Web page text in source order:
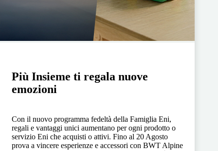
Più Insieme ti regala nuove
emozioni
Con il nuovo programma fedeltà della Famiglia Eni,
regali e vantaggi unici aumentano per ogni prodotto o
servizio Eni che acquisti o attivi. Fino al 20 Agosto
prova a vincere esperienze e accessori con BWT Alpine